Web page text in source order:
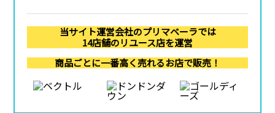
当サイト運営会社のプリマベーラでは
14店舗のリユース店を運営
商品ごとに一番高く売れるお店で販売！